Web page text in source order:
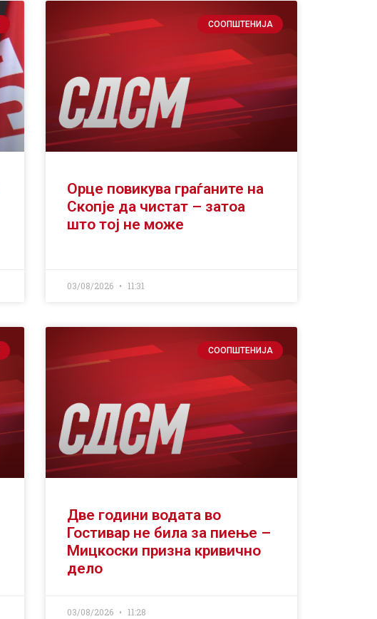
СООПШТЕНИЈА
Орце повикува граѓаните на
Скопје да чистат – затоа
што тој не може
03/08/2026 11:31
СООПШТЕНИЈА
Две години водата во
Гостивар не била за пиење –
Мицкоски призна кривично
дело
03/08/2026 11:28